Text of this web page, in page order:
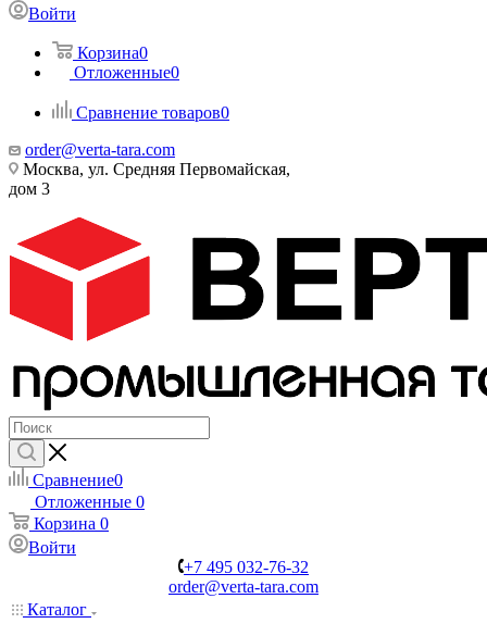
Войти
Корзина0
Отложенные0
Сравнение товаров0
order@verta-tara.com
Москва, ул. Средняя Первомайская,
дом 3
Сравнение0
Отложенные 0
Корзина 0
Войти
+7 495 032-76-32
order@verta-tara.com
Каталог